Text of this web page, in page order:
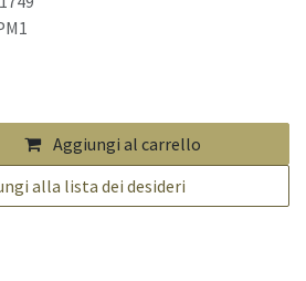
Aggiungi al carrello
alla lista dei desideri